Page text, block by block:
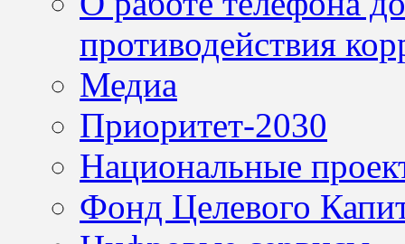
противодействия
Медиа
Приоритет-2030
Национальные
Фонд Целевого